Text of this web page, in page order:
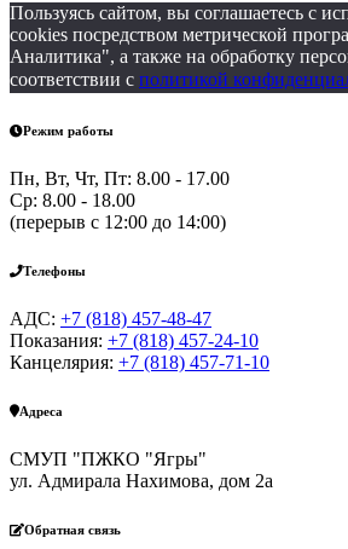
Пользуясь сайтом, вы соглашаетесь с
cookies посредством метрической
Аналитика", а также на обработку
соответствии с политикой
Режим работы
Пн, Вт, Чт, Пт: 8.00 - 17.00
Ср: 8.00 - 18.00
(перерыв с 12:00 до 14:00)
Телефоны
АДС: +7 (818) 457-48-47
Показания: +7 (818) 457-24-10
Канцелярия: +7 (818) 457-71-10
Адреса
СМУП "ПЖКО "Ягры"
ул. Адмирала Нахимова, дом 2а
Обратная связь